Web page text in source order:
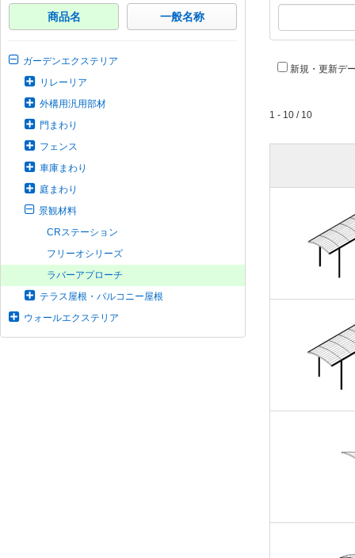
商品名 一般名称
ガーデンエクステリア
リレーリア
外構用汎用部材
門まわり
フェンス
車庫まわり
庭まわり
景観材料
CRステーション
フリーオシリーズ
ラバーアプローチ
テラス屋根・バルコニー屋根
ウォールエクステリア
新規・更新デ
1 - 10 / 10